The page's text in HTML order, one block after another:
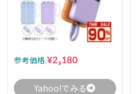
参考価格:¥2,180
Yahoo!でみる